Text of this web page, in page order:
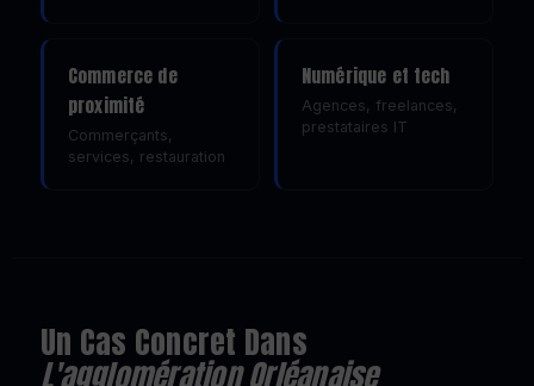
Commerce de
proximité
Commerçants,
services, restauration
Numérique et tech
Agences, freelances,
prestataires IT
Un Cas Concret Dans
L'agglomération Orléanaise